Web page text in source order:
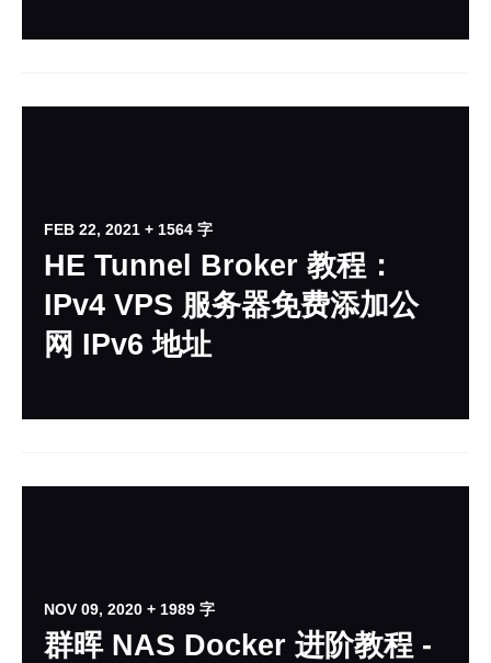
FEB 22, 2021 + 1564 字
HE Tunnel Broker 教程：
IPv4 VPS 服务器免费添加公
网 IPv6 地址
NOV 09, 2020 + 1989 字
群晖 NAS Docker 进阶教程 -